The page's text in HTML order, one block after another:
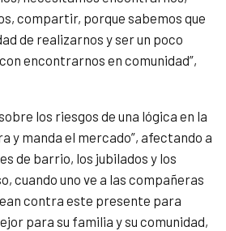
compartir, porque sabemos que
de realizarnos y ser un poco
encontrarnos en comunidad”,
los riesgos de una lógica en la
y manda el mercado”, afectando a
de barrio, los jubilados y los
cuando uno ve a las compañeras
contra este presente para
para su familia y su comunidad,